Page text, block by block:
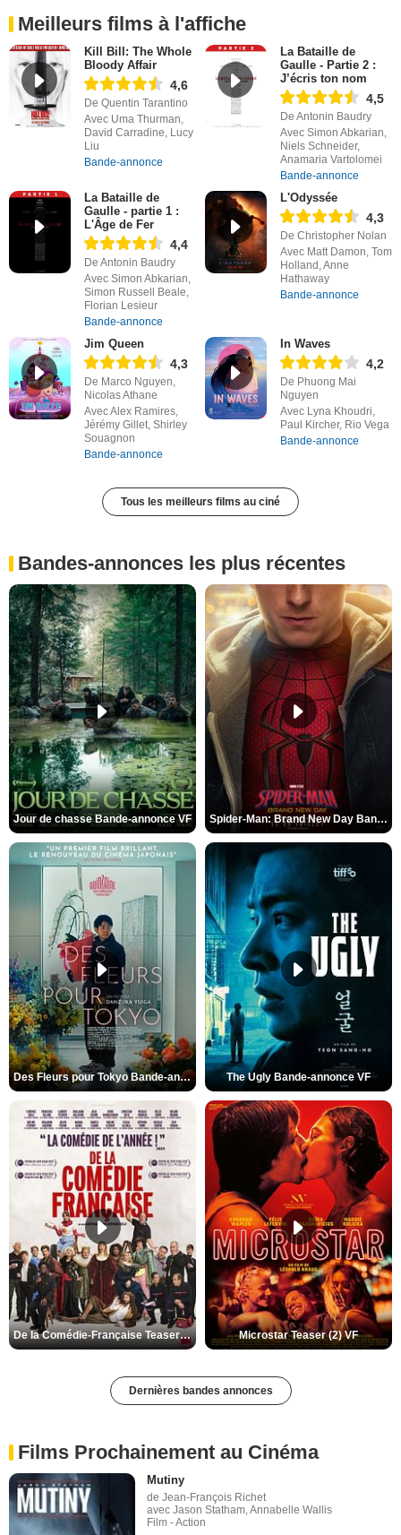
Meilleurs films à l'affiche
Kill Bill: The Whole
Bloody Affair
4,6
De Quentin Tarantino
Avec Uma Thurman,
David Carradine, Lucy
Liu
Bande-annonce
La Bataille de
Gaulle - Partie 2 :
J’écris ton nom
4,5
De Antonin Baudry
Avec Simon Abkarian,
Niels Schneider,
Anamaria Vartolomei
Bande-annonce
La Bataille de
Gaulle - partie 1 :
L'Âge de Fer
4,4
De Antonin Baudry
Avec Simon Abkarian,
Simon Russell Beale,
Florian Lesieur
Bande-annonce
L'Odyssée
4,3
De Christopher Nolan
Avec Matt Damon, Tom
Holland, Anne
Hathaway
Bande-annonce
Jim Queen
4,3
De Marco Nguyen,
Nicolas Athane
Avec Alex Ramires,
Jérémy Gillet, Shirley
Souagnon
Bande-annonce
In Waves
4,2
De Phuong Mai
Nguyen
Avec Lyna Khoudri,
Paul Kircher, Rio Vega
Bande-annonce
Tous les meilleurs films au ciné
Bandes-annonces les plus récentes
Jour de chasse Bande-annonce VF Spider-Man: Brand New Day Bande-annonce (3) VO STFR
Des Fleurs pour Tokyo Bande-annonce VO STFR The Ugly Bande-annonce VF
De la Comédie-Française Teaser (3) VF Microstar Teaser (2) VF
Dernières bandes annonces
Films Prochainement au Cinéma
Mutiny
de Jean-François Richet
avec Jason Statham, Annabelle Wallis
Film - Action